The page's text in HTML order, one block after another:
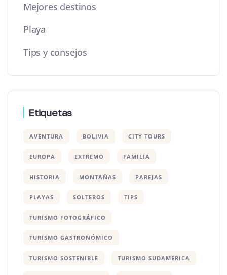
Mejores destinos
Playa
Tips y consejos
Etiquetas
AVENTURA BOLIVIA CITY TOURS
EUROPA EXTREMO FAMILIA
HISTORIA MONTAÑAS PAREJAS
PLAYAS SOLTEROS TIPS
TURISMO FOTOGRÁFICO
TURISMO GASTRONÓMICO
TURISMO SOSTENIBLE TURISMO SUDAMÉRICA